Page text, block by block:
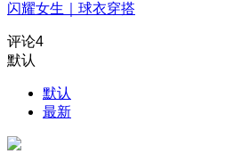
闪耀女生｜球衣穿搭
评论4
默认
默认
最新